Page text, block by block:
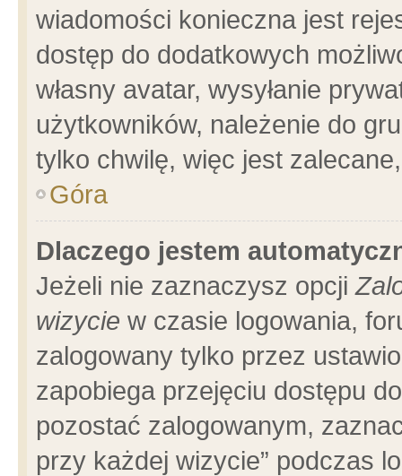
wiadomości konieczna jest
dostęp do dodatkowych
własny avatar, wysyłanie
użytkowników, należenie do
tylko chwilę, więc jest
Góra
Dlaczego jestem
Jeżeli nie zaznaczysz opcji
wizycie w czasie logowania,
zalogowany tylko przez
zapobiega przejęciu dostępu
pozostać zalogowanym,
przy każdej wizycie” podczas